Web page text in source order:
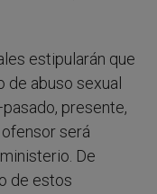
estipularán que
de abuso sexual
presente,
será
De
de estos